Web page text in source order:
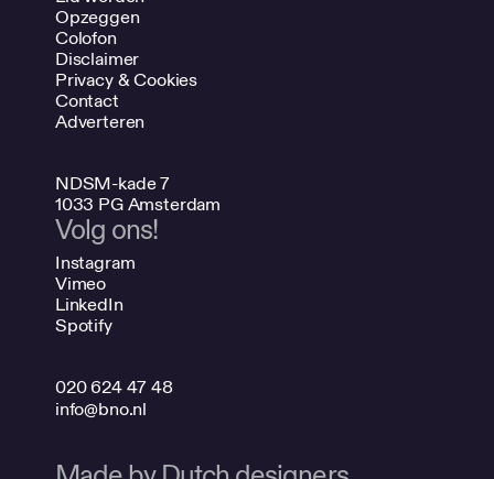
Opzeggen
Colofon
Disclaimer
Privacy & Cookies
Contact
Adverteren
NDSM-kade 7
1033 PG Amsterdam
Volg ons!
Instagram
Vimeo
LinkedIn
Spotify
020 624 47 48
info@bno.nl